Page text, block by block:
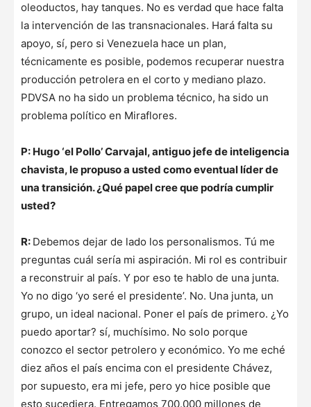
oleoductos, hay tanques. No es verdad que hace falta
la intervención de las transnacionales. Hará falta su
apoyo, sí, pero si Venezuela hace un plan,
técnicamente es posible, podemos recuperar nuestra
producción petrolera en el corto y mediano plazo.
PDVSA no ha sido un problema técnico, ha sido un
problema político en Miraflores.
P: Hugo ‘el Pollo’ Carvajal, antiguo jefe de inteligencia
chavista, le propuso a usted como eventual líder de
una transición. ¿Qué papel cree que podría cumplir
usted?
R: Debemos dejar de lado los personalismos. Tú me
preguntas cuál sería mi aspiración. Mi rol es contribuir
a reconstruir al país. Y por eso te hablo de una junta.
Yo no digo ‘yo seré el presidente’. No. Una junta, un
grupo, un ideal nacional. Poner el país de primero. ¿Yo
puedo aportar? sí, muchísimo. No solo porque
conozco el sector petrolero y económico. Yo me eché
diez años el país encima con el presidente Chávez,
por supuesto, era mi jefe, pero yo hice posible que
esto sucediera. Entregamos 700.000 millones de